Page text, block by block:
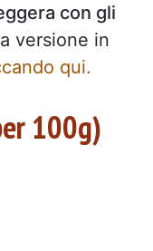
con gli
versione in
qui.
100g)